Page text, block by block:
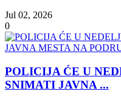
Jul 02, 2026
0
POLICIJA ĆE U
SNIMATI JAVNA ...